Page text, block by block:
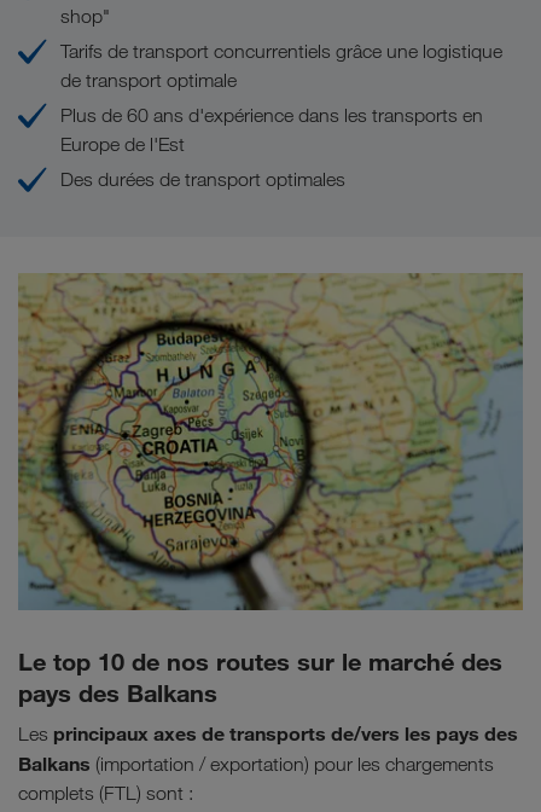
shop"
Tarifs de transport concurrentiels grâce une logistique
de transport optimale
Plus de 60 ans d'expérience dans les transports en
Europe de l'Est
Des durées de transport optimales
Le top 10 de nos routes sur le marché des
pays des Balkans
Les principaux axes de transports de/vers les pays des
Balkans (importation / exportation) pour les chargements
complets (FTL) sont :